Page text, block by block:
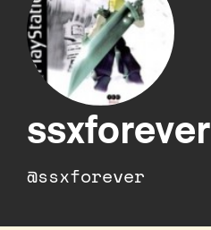
ssxforever
@ssxforever